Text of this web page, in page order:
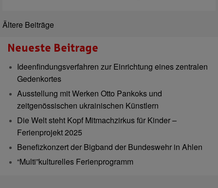
Ältere Beiträge
Neueste Beitrage
Ideenfindungsverfahren zur Einrichtung eines zentralen
Gedenkortes
Ausstellung mit Werken Otto Pankoks und
zeitgenössischen ukrainischen Künstlern
Die Welt steht Kopf Mitmachzirkus für Kinder –
Ferienprojekt 2025
Benefizkonzert der Bigband der Bundeswehr in Ahlen
“Multi”kulturelles Ferienprogramm